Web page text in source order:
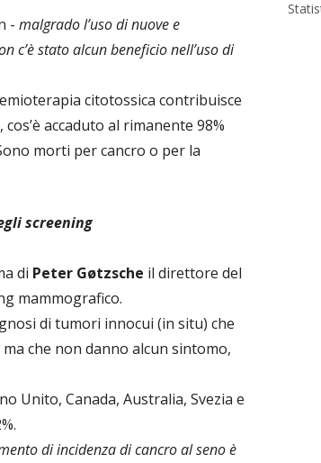
- malgrado l’uso di nuove e
c’è stato alcun beneficio nell’uso di
citotossica contribuisce
accaduto al rimanente 98%
morti per cancro o per la
screening
di Peter Gøtzsche il direttore del
mammografico.
di tumori innocui (in situ) che
che non danno alcun sintomo,
Unito, Canada, Australia, Svezia e
di incidenza di cancro al seno è